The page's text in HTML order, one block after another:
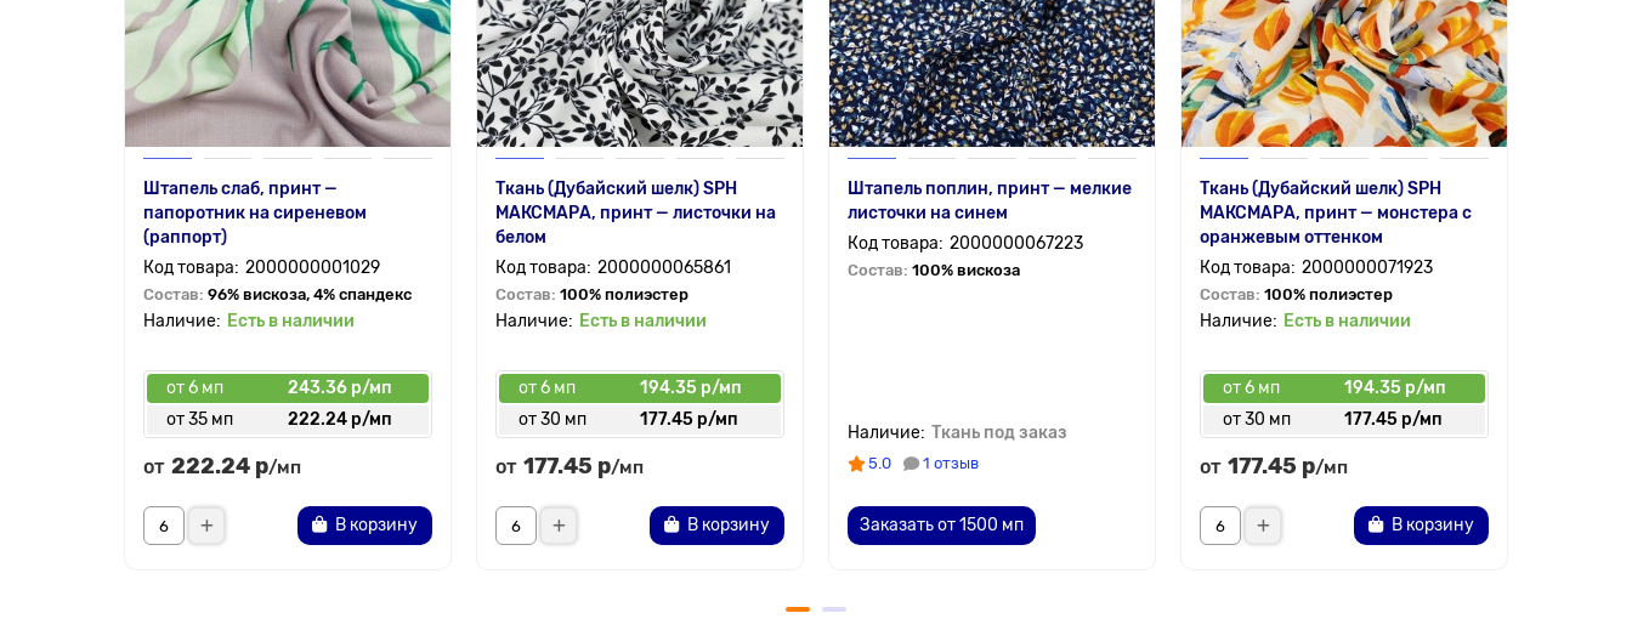
Штапель слаб, принт —
папоротник на сиреневом
(раппорт)
2000000001029
Состав: 96% вискоза, 4% спандекс
Есть в наличии
от 6 мп
243.36 р/мп
от 35 мп
222.24 р/мп
от 222.24 р/мп
В корзину
Ткань (Дубайский шелк) SPH
МАКСМАРА, принт — листочки на
белом
2000000065861
Состав: 100% полиэстер
Есть в наличии
от 6 мп
194.35 р/мп
от 30 мп
177.45 р/мп
от 177.45 р/мп
В корзину
Штапель поплин, принт — мелкие
листочки на синем
2000000067223
Состав: 100% вискоза
Ткань под заказ
5.0 1 отзыв
Заказать от 1500 мп
Ткань (Дубайский шелк) SPH
МАКСМАРА, принт — монстера с
оранжевым оттенком
2000000071923
Состав: 100% полиэстер
Есть в наличии
от 6 мп
194.35 р/мп
от 30 мп
177.45 р/мп
от 177.45 р/мп
В корзину